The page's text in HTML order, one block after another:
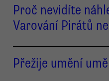
Proč nevidíte
Varování Pirátů
Přežije umění